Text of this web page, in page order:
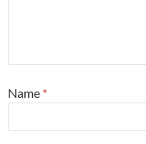
Name *